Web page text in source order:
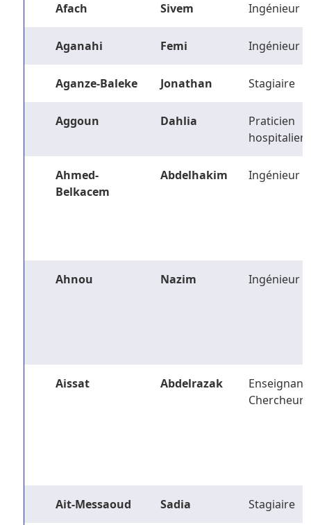
Afach Sivem Ingénieur
Aganahi Femi Ingénieur
Aganze-Baleke Jonathan Stagiaire
Aggoun Dahlia
Praticien
hospitalier
Ahmed-
Belkacem
Abdelhakim Ingénieur
Ahnou Nazim Ingénieur
Aissat Abdelrazak
Enseignant-
Chercheur
Ait-Messaoud Sadia Stagiaire